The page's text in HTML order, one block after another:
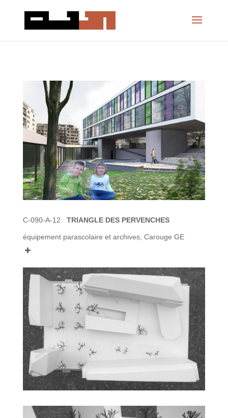
C-090-A-12 TRIANGLE DES PERVENCHES
équipement parascolaire et archives, Carouge GE